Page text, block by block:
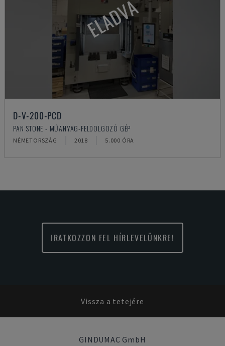
ELADVA
D-V-200-PCD
PAN STONE - MŰANYAG-FELDOLGOZÓ GÉP
NÉMETORSZÁG 2018 5.000 ÓRA
IRATKOZZON FEL HÍRLEVELÜNKRE!
Vissza a tetejére
GINDUMAC GmbH